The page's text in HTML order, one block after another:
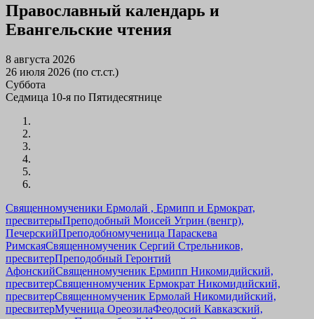
Православный календарь и
Евангельские чтения
8 августа 2026
26 июля 2026 (по ст.ст.)
Суббота
Седмица 10-я по Пятидесятнице
Священномученики Ермолай , Ермипп и Ермократ,
пресвитерыПреподобный Моисей Угрин (венгр),
ПечерскийПреподобномученица Параскева
РимскаяСвященномученик Сергий Стрельников,
пресвитерПреподобный Геронтий
АфонскийСвященномученик Ермипп Никомидийский,
пресвитерСвященномученик Ермократ Никомидийский,
пресвитерСвященномученик Ермолай Никомидийский,
пресвитерМученица ОреозилаФеодосий Кавказский,